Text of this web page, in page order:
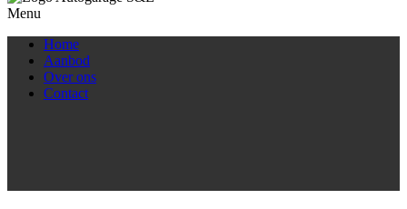
Menu
Home
Aanbod
Over ons
Contact